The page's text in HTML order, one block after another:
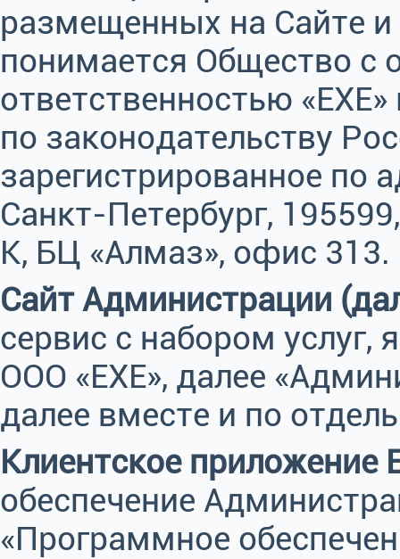
размещенных на Сайте
понимается Общество с
ответственностью
по законодательству
зарегистрированное по
Санкт-Петербург,
К, БЦ «Алмаз», офис 313.
Сайт Администрации
сервис с набором
ООО «ЕХЕ», далее
далее вместе и по
Клиентское приложение
обеспечение
«Программное